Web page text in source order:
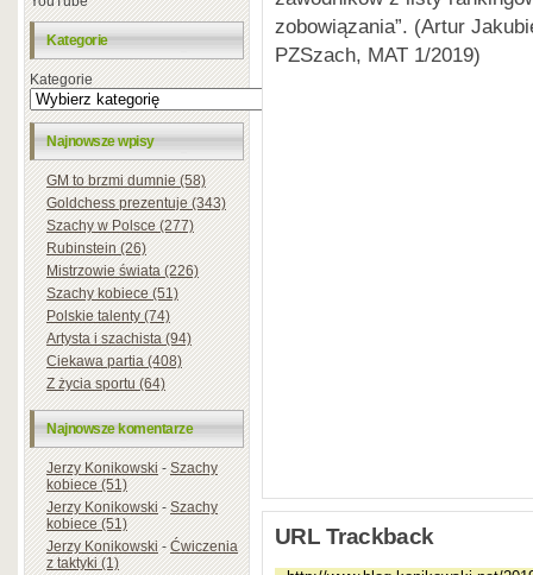
Kategorie
Kategorie
Najnowsze wpisy
GM to brzmi dumnie (58)
Goldchess prezentuje (343)
Szachy w Polsce (277)
Rubinstein (26)
Mistrzowie świata (226)
Szachy kobiece (51)
Polskie talenty (74)
Artysta i szachista (94)
Ciekawa partia (408)
Z życia sportu (64)
Najnowsze komentarze
Jerzy Konikowski-Szachy
kobiece (51)
Jerzy Konikowski-Szachy
kobiece (51)
Jerzy Konikowski-Ćwiczenia
z taktyki (1)
zobowiązania”. (Artur
PZSzach, MAT 1/2019)
URL Trackback